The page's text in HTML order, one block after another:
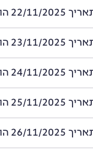
הוא 0.0251
הוא 0.0251
הוא 0.0251
הוא 0.0249
הוא 0.0252